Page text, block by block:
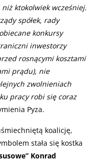
ktokolwiek wcześniej.
spółek, rady
konkursy
inwestorzy
rosnącymi kosztami
prądu), nie
zwolnieniach
pracy robi się coraz
Pyza.
koalicję,
stała się kostka
Konrad